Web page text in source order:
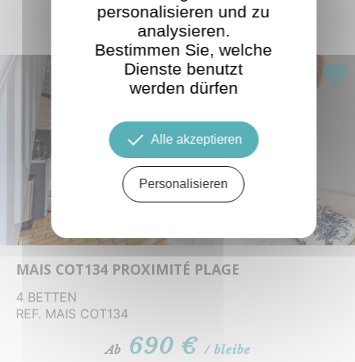
ÄHNLICHE ANGEBOTE
MAIS COT134 PROXIMITÉ PLAGE
4 BETTEN
REF. MAIS COT134
Ab 690 €/ bleibe
personalisieren und zu
analysieren.
Bestimmen Sie, welche
Dienste benutzt
werden dürfen
Alle akzeptieren
Personalisieren